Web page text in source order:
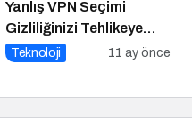
Yanlış VPN Seçimi
Gizliliğinizi Tehlikeye
Atabilir
Teknoloji 11 ay önce